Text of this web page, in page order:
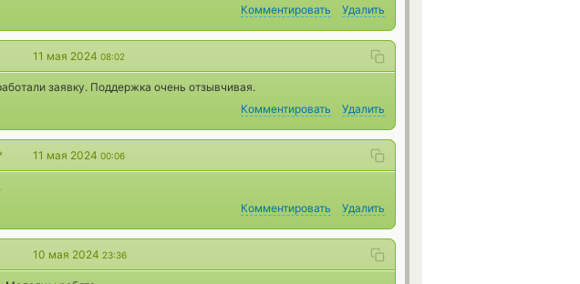
Комментировать Удалить
11 мая 2024 08:02
заявку. Поддержка очень отзывчивая.
Комментировать Удалить
11 мая 2024 00:06
Комментировать Удалить
10 мая 2024 23:36